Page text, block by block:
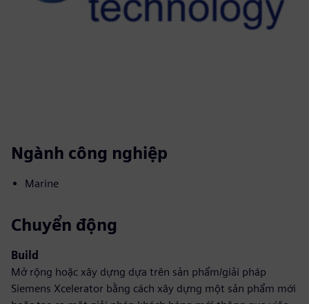
Ngành công nghiệp
Marine
Chuyển động
Build
Mở rộng hoặc xây dựng dựa trên sản phẩm/giải pháp
Siemens Xcelerator bằng cách xây dựng một sản phẩm mới